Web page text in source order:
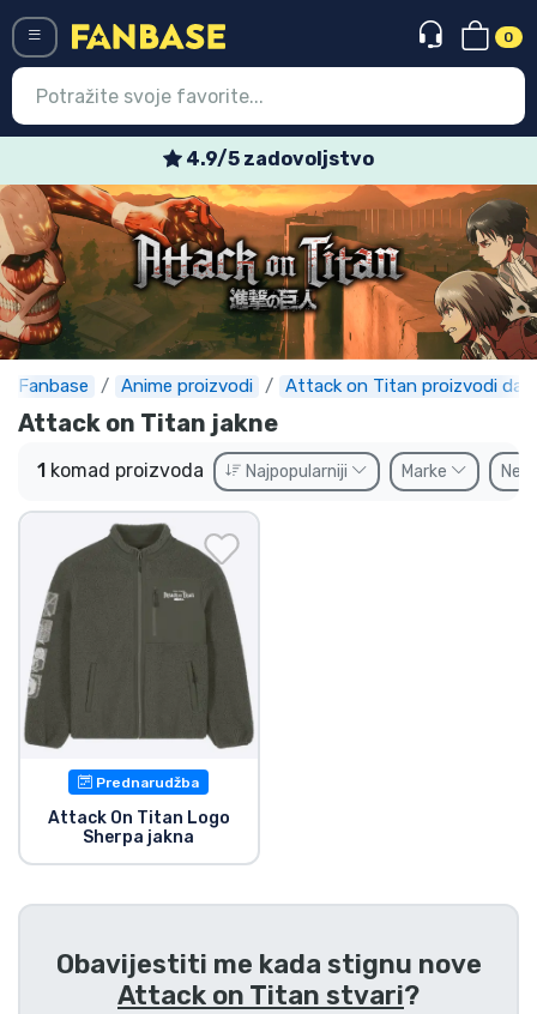
0
4.9/5 zadovoljstvo
Fanbase Anime proizvodi Attack on Titan proizvodi
Attack on Titan jakne
1 komad proizvoda Najpopularniji Marke Ne
Prednarudžba
Attack On Titan Logo
Sherpa jakna
Obavijestiti me kada stignu nove
Attack on Titan stvari?
Ulazak Registracija
Najnovije proizvodi
Akcija
Ekspresna dostava
Prednarudžbe
Outlet proizvodi
Dostava i plaćanje
TV serija proizvodi
Film proizvodi
Crtani proizvodi
Anime proizvodi
Sportski proizvodi